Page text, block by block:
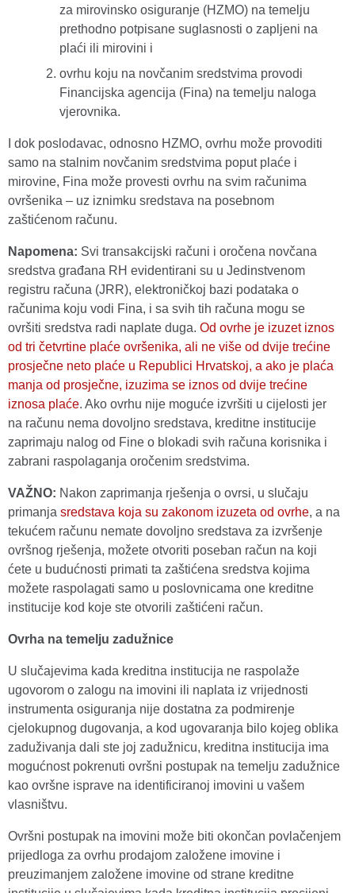
za mirovinsko osiguranje (HZMO) na temelju
prethodno potpisane suglasnosti o zapljeni na
plaći ili mirovini i
ovrhu koju na novčanim sredstvima provodi
Financijska agencija (Fina) na temelju naloga
vjerovnika.
I dok poslodavac, odnosno HZMO, ovrhu može provoditi
samo na stalnim novčanim sredstvima poput plaće i
mirovine, Fina može provesti ovrhu na svim računima
ovršenika – uz iznimku sredstava na posebnom
zaštićenom računu.
Napomena: Svi transakcijski računi i oročena novčana
sredstva građana RH evidentirani su u Jedinstvenom
registru računa (JRR), elektroničkoj bazi podataka o
računima koju vodi Fina, i sa svih tih računa mogu se
ovršiti sredstva radi naplate duga. Od ovrhe je izuzet iznos
od tri četvrtine plaće ovršenika, ali ne više od dvije trećine
prosječne neto plaće u Republici Hrvatskoj, a ako je plaća
manja od prosječne, izuzima se iznos od dvije trećine
iznosa plaće. Ako ovrhu nije moguće izvršiti u cijelosti jer
na računu nema dovoljno sredstava, kreditne institucije
zaprimaju nalog od Fine o blokadi svih računa korisnika i
zabrani raspolaganja oročenim sredstvima.
VAŽNO: Nakon zaprimanja rješenja o ovrsi, u slučaju
primanja sredstava koja su zakonom izuzeta od ovrhe, a na
tekućem računu nemate dovoljno sredstava za izvršenje
ovršnog rješenja, možete otvoriti poseban račun na koji
ćete u budućnosti primati ta zaštićena sredstva kojima
možete raspolagati samo u poslovnicama one kreditne
institucije kod koje ste otvorili zaštićeni račun.
Ovrha na temelju zadužnice
U slučajevima kada kreditna institucija ne raspolaže
ugovorom o zalogu na imovini ili naplata iz vrijednosti
instrumenta osiguranja nije dostatna za podmirenje
cjelokupnog dugovanja, a kod ugovaranja bilo kojeg oblika
zaduživanja dali ste joj zadužnicu, kreditna institucija ima
mogućnost pokrenuti ovršni postupak na temelju zadužnice
kao ovršne isprave na identificiranoj imovini u vašem
vlasništvu.
Ovršni postupak na imovini može biti okončan povlačenjem
prijedloga za ovrhu prodajom založene imovine i
preuzimanjem založene imovine od strane kreditne